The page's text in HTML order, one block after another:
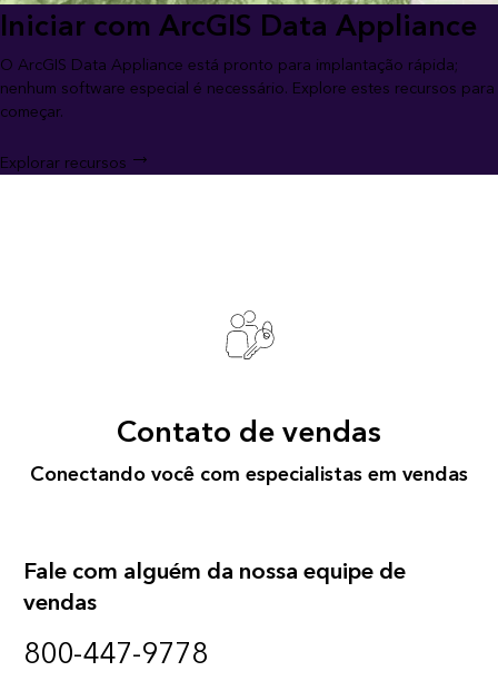
Iniciar com ArcGIS Data Appliance
O ArcGIS Data Appliance está pronto para implantação rápida;
nenhum software especial é necessário. Explore estes recursos para
começar.
Explorar recursos
Contato de vendas
Conectando você com especialistas em vendas
Fale com alguém da nossa equipe de
vendas
800-447-9778